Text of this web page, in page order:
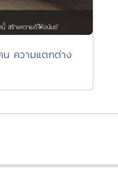
น ความแตกต่าง